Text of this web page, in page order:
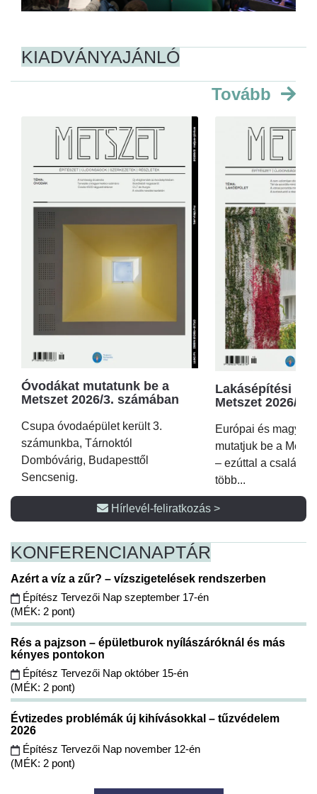
KIADVÁNYAJÁNLÓ
Tovább
Óvodákat mutatunk be a
Metszet 2026/3. számában
Csupa óvodaépület került 3.
számunkba, Tárnoktól
Dombóvárig, Budapesttől
Sencsenig.
Lakásépítési
Metszet 2026/2.
Európai és magyar
mutatjuk be a
– ezúttal a családi
több...
Hírlevél-feliratkozás >
KONFERENCIANAPTÁR
Azért a víz a zűr? – vízszigetelések rendszerben
Építész Tervezői Nap szeptember 17-én
(MÉK: 2 pont)
Rés a pajzson – épületburok nyílászáróknál és más
kényes pontokon
Építész Tervezői Nap október 15-én
(MÉK: 2 pont)
Évtizedes problémák új kihívásokkal – tűzvédelem
2026
Építész Tervezői Nap november 12-én
(MÉK: 2 pont)